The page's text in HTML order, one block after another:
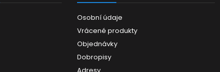
Osobní údaje
Vrácené produkty
Objednávky
Dobropisy